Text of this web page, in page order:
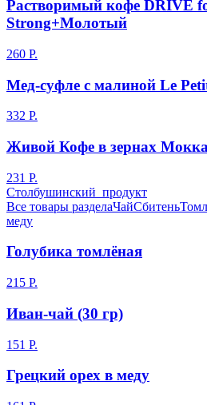
Растворимый кофе DRIVE
Strong+Молотый
260 Р.
Мед-суфле с малиной Le
332 Р.
Живой Кофе в зернах
231 Р.
Столбушинский продукт
Все товары разделаЧайСбитень
меду
Голубика томлёная
215 Р.
Иван-чай (30 гр)
151 Р.
Грецкий орех в меду